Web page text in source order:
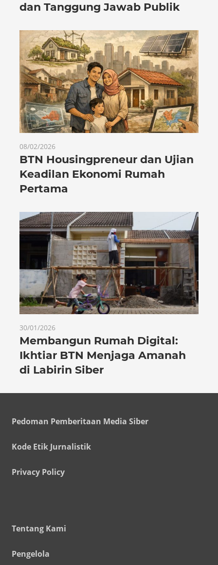
dan Tanggung Jawab Publik
08/02/2026
BTN Housingpreneur dan Ujian
Keadilan Ekonomi Rumah
Pertama
30/01/2026
Membangun Rumah Digital:
Ikhtiar BTN Menjaga Amanah
di Labirin Siber
Pedoman Pemberitaan Media Siber
Kode Etik Jurnalistik
Privacy Policy
Tentang Kami
Pengelola